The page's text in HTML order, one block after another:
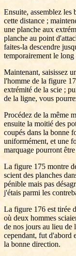
Ensuite, assemblez
cette distance ;
une planche aux
planche au point
faites-la descendre
temporairement le long
Maintenant, saisissez
l'homme de la figure
extrémité de la scie ;
de la ligne, vous
Procédez de la même
ensuite la moitié des
coupés dans la bonne
uniformément, et une
marquage pourront être
La figure 175 montre
scient des planches
pénible mais pas
j'étais parmi les
La figure 176 est tirée
où deux hommes
de nos jours au lieu de
cependant, fut d'abord
la bonne direction.